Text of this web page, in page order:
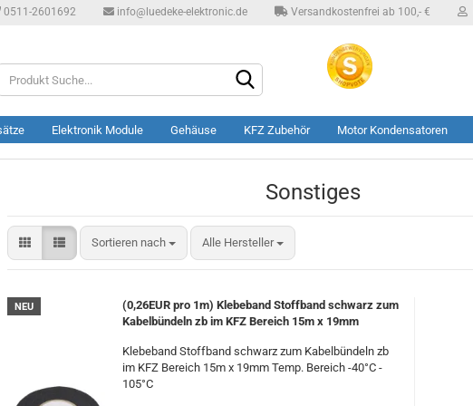
0511-2601692 info@luedeke-elektronic.de Versandkostenfrei ab 100,- €
Produkt
Elektronik Module Gehäuse KFZ Zubehör Motor Kondensatoren
Sonstiges
Sortieren nach
Sortieren nach Alle Hersteller
NEU
(0,26EUR pro 1m) Klebeband Stoffband schwarz zum
Kabelbündeln zb im KFZ Bereich 15m x 19mm
Klebeband Stoffband schwarz zum Kabelbündeln zb
im KFZ Bereich 15m x 19mm Temp. Bereich -40°C -
105°C